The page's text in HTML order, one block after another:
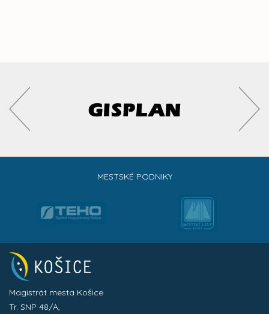
MESTSKÉ PODNIKY
Magistrát mesta Košice
Tr. SNP 48/A,